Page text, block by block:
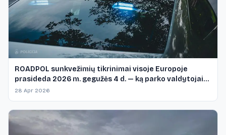
ROADPOL sunkvežimių tikrinimai visoje Europoje
prasideda 2026 m. gegužės 4 d. — ką parko valdytojai
turi žinoti
28 Apr 2026